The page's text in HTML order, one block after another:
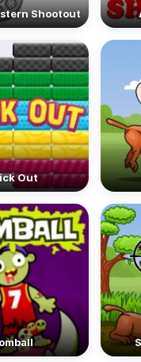
Out